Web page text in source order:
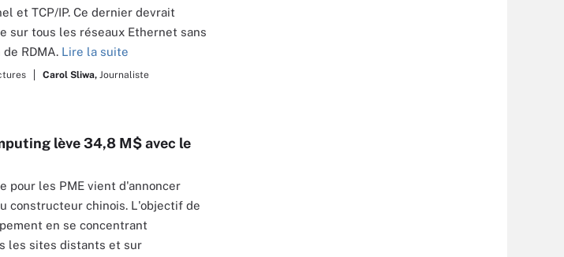
et TCP/IP. Ce dernier devrait
sur tous les réseaux Ethernet sans
RDMA. Lire la suite
Carol Sliwa, Journaliste
lève 34,8 M$ avec le
pour les PME vient d'annoncer
constructeur chinois. L'objectif de
en se concentrant
les sites distants et sur